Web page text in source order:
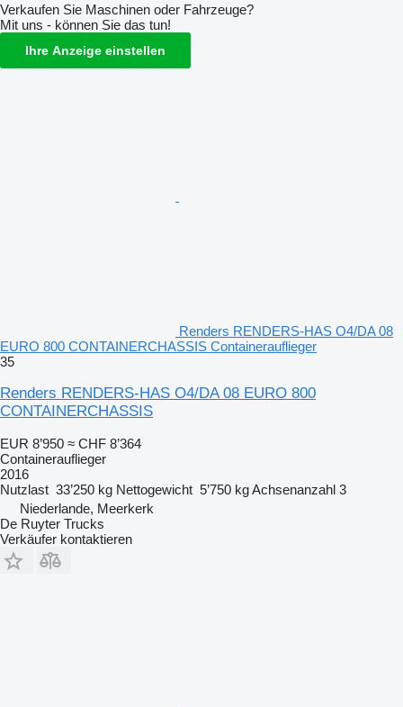
Verkaufen Sie Maschinen oder Fahrzeuge?
Mit uns - können Sie das tun!
Ihre Anzeige einstellen
Renders RENDERS-HAS O4/DA 08
EURO 800 CONTAINERCHASSIS Containerauflieger
35
Renders RENDERS-HAS O4/DA 08 EURO 800
CONTAINERCHASSIS
EUR 8’950 ≈ CHF 8’364
Containerauflieger
2016
Nutzlast 33’250 kg Nettogewicht 5’750 kgAchsenanzahl 3
Niederlande, Meerkerk
De Ruyter Trucks
Verkäufer kontaktieren